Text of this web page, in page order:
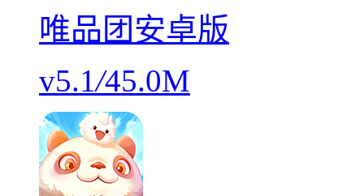
唯品团安卓版
v5.1/45.0M